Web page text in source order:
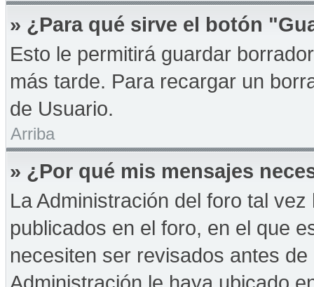
» ¿Para qué sirve el botón
Esto le permitirá guardar
más tarde. Para recargar un
de Usuario.
Arriba
» ¿Por qué mis mensajes
La Administración del foro tal
publicados en el foro, en el que
necesiten ser revisados antes